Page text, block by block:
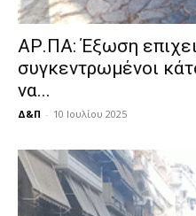
porn
ΑΡ.ΠΑ: Έξωση
συγκεντρωμένοι
να...
Δ&Π - 10 Ιουλίου 2025